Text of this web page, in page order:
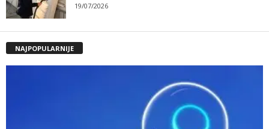
19/07/2026
NAJPOPULARNIJE